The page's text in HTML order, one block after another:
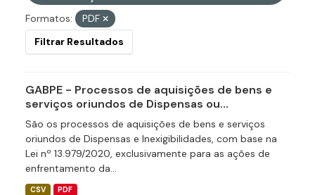
Formatos:
PDF
Filtrar Resultados
GABPE - Processos de aquisições de bens e
serviços oriundos de Dispensas ou...
São os processos de aquisições de bens e serviços
oriundos de Dispensas e Inexigibilidades, com base na
Lei nº 13.979/2020, exclusivamente para as ações de
enfrentamento da...
CSV PDF